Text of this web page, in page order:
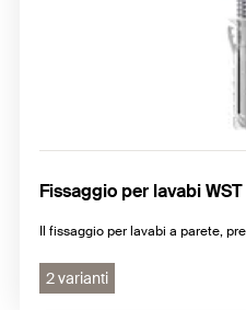
Fissaggio per lavabi
Il fissaggio per lavabi a parete,
2 varianti